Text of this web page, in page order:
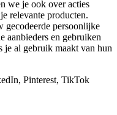
we je ook over acties
relevante producten.
gecodeerde persoonlijke
aanbieders en gebruiken
je al gebruik maakt van hun
Pinterest, TikTok